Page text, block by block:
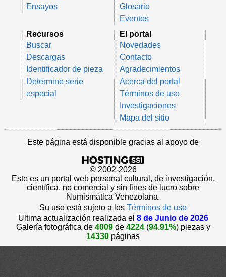
Ensayos
Glosario
Eventos
Recursos
Buscar
Descargas
Identificador de pieza
Determine serie
especial
El portal
Novedades
Contacto
Agradecimientos
Acerca del portal
Términos de uso
Investigaciones
Mapa del sitio
Este página está disponible gracias al apoyo de
© 2002-2026
Este es un portal web personal cultural, de investigación,
científica, no comercial y sin fines de lucro sobre
Numismática Venezolana.
Su uso está sujeto a los Términos de uso
Ultima actualización realizada el 8 de Junio de 2026
Galería fotográfica de 4009de 4224(94.91%) piezas y
14330 páginas